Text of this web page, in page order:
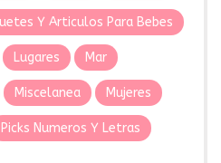
Y Articulos Para Bebes
Lugares Mar
Miscelanea Mujeres
Picks Numeros Y Letras